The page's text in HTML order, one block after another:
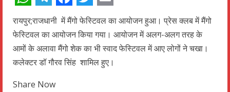
WhatsApp
Telegram
Facebook
Twitter
Email
रायपुर;राजधानी में मैंगो फेस्टिवल का आयोजन हुआ। प्रेस क्लब में मैंगो
फेस्टिवल का आयोजन किया गया। आयोजन में अलग-अलग तरह के
आमों के अलावा मैंगो शेक का भी स्वाद फेस्टिवल में आए लोगों ने चखा।
कलेक्टर डॉ गौरव सिंह शामिल हुए।
Share Now